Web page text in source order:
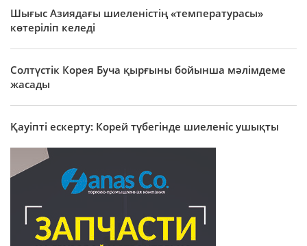
Шығыс Азиядағы шиеленістің «температурасы»
көтеріліп келеді
Солтүстік Корея Буча қырғыны бойынша мәлімдеме
жасады
Қауіпті ескерту: Корей түбегінде шиеленіс ушықты